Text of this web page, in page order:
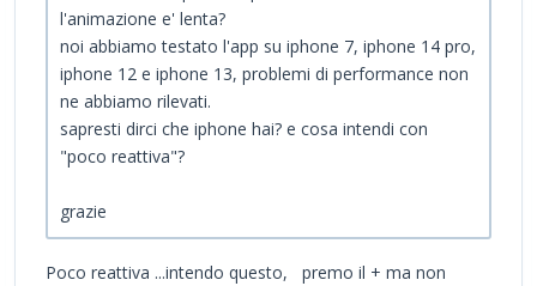
l'animazione e' lenta?
noi abbiamo testato l'app su iphone 7, iphone 14 pro,
iphone 12 e iphone 13, problemi di performance non
ne abbiamo rilevati.
sapresti dirci che iphone hai? e cosa intendi con
"poco reattiva"?
grazie
Poco reattiva ...intendo questo, premo il + ma non